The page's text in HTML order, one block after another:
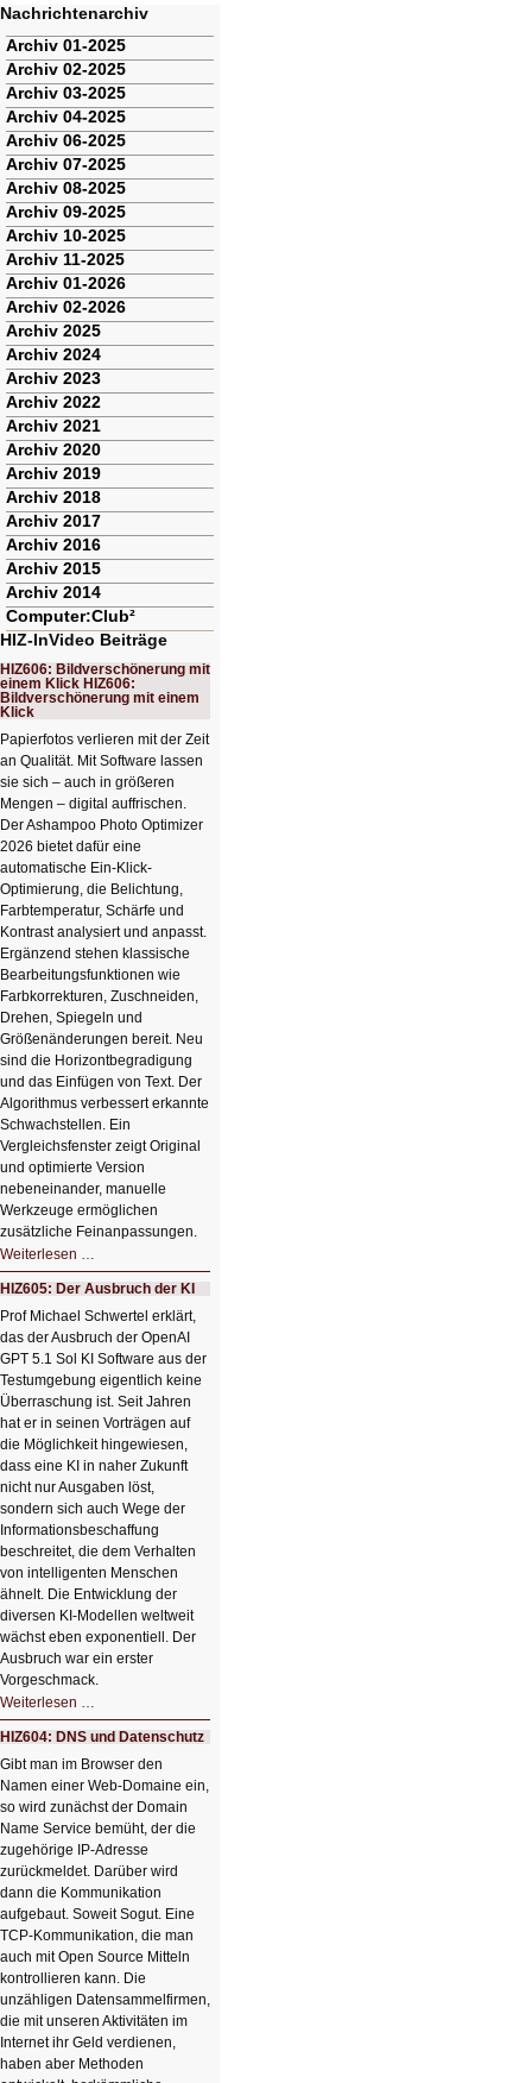
Nachrichtenarchiv
Navigation
überspringen
Archiv 01-2025
Archiv 02-2025
Archiv 03-2025
Archiv 04-2025
Archiv 06-2025
Archiv 07-2025
Archiv 08-2025
Archiv 09-2025
Archiv 10-2025
Archiv 11-2025
Archiv 01-2026
Archiv 02-2026
Archiv 2025
Archiv 2024
Archiv 2023
Archiv 2022
Archiv 2021
Archiv 2020
Archiv 2019
Archiv 2018
Archiv 2017
Archiv 2016
Archiv 2015
Archiv 2014
Computer:Club²
HIZ-InVideo Beiträge
HIZ606: Bildverschönerung mit
einem Klick HIZ606:
Bildverschönerung mit einem
Klick
Papierfotos verlieren mit der Zeit
an Qualität. Mit Software lassen
sie sich – auch in größeren
Mengen – digital auffrischen.
Der Ashampoo Photo Optimizer
2026 bietet dafür eine
automatische Ein-Klick-
Optimierung, die Belichtung,
Farbtemperatur, Schärfe und
Kontrast analysiert und anpasst.
Ergänzend stehen klassische
Bearbeitungsfunktionen wie
Farbkorrekturen, Zuschneiden,
Drehen, Spiegeln und
Größenänderungen bereit. Neu
sind die Horizontbegradigung
und das Einfügen von Text. Der
Algorithmus verbessert erkannte
Schwachstellen. Ein
Vergleichsfenster zeigt Original
und optimierte Version
nebeneinander, manuelle
Werkzeuge ermöglichen
zusätzliche Feinanpassungen.
Weiterlesen …
Bildverschönerung
mit
einem
Klick
HIZ606:
Bildverschönerung
mit
einem
Klick
HIZ605: Der Ausbruch der KI
Prof Michael Schwertel erklärt,
das der Ausbruch der OpenAI
GPT 5.1 Sol KI Software aus der
Testumgebung eigentlich keine
Überraschung ist. Seit Jahren
hat er in seinen Vorträgen auf
die Möglichkeit hingewiesen,
dass eine KI in naher Zukunft
nicht nur Ausgaben löst,
sondern sich auch Wege der
Informationsbeschaffung
beschreitet, die dem Verhalten
von intelligenten Menschen
ähnelt. Die Entwicklung der
diversen KI-Modellen weltweit
wächst eben exponentiell. Der
Ausbruch war ein erster
Vorgeschmack.
Weiterlesen …
Der
Ausbruch
der
KI
HIZ604: DNS und Datenschutz
Gibt man im Browser den
Namen einer Web-Domaine ein,
so wird zunächst der Domain
Name Service bemüht, der die
zugehörige IP-Adresse
zurückmeldet. Darüber wird
dann die Kommunikation
aufgebaut. Soweit Sogut. Eine
TCP-Kommunikation, die man
auch mit Open Source Mitteln
kontrollieren kann. Die
unzähligen Datensammelfirmen,
die mit unseren Aktivitäten im
Internet ihr Geld verdienen,
haben aber Methoden